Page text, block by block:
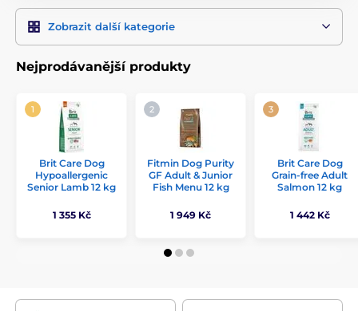
Zobrazit další kategorie
Nejprodávanější produkty
Brit Care Dog
Hypoallergenic
Senior Lamb 12 kg
1 355 Kč
Fitmin Dog Purity
GF Adult & Junior
Fish Menu 12 kg
1 949 Kč
Brit Care Dog
Grain-free Adult
Salmon 12 kg
1 442 Kč